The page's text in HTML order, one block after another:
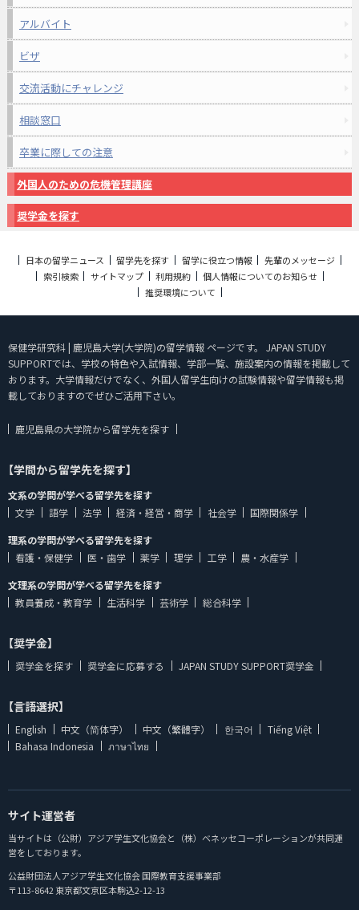
アルバイト
ビザ
交流活動にチャレンジ
相談窓口
卒業に際しての注意
外国人のための危機管理講座
奨学金を探す
日本の留学ニュース 留学先を探す 留学に役立つ情報
先輩のメッセージ
索引検索
サイトマップ 利用規約
個人情報についてのお知らせ
推奨環境について
保健学研究科 | 鹿児島大学(大学院)の留学情報 ページです。 JAPAN STUDY
SUPPORTでは、学校の特色や入試情報、学部一覧、施設案内の情報を掲載して
おります。大学情報だけでなく、外国人留学生向けの試験情報や留学情報も掲
載しておりますのでぜひご活用下さい。
鹿児島県の大学院から留学先を探す
【学問から留学先を探す】
文系の学問が学べる留学先を探す
文学
語学 法学 経済・経営・商学 社会学
国際関係学
理系の学問が学べる留学先を探す
看護・保健学
医・歯学 薬学 理学 工学
農・水産学
文理系の学問が学べる留学先を探す
教員養成・教育学
生活科学 芸術学 総合科学
【奨学金】
奨学金を探す 奨学金に応募する JAPAN STUDY SUPPORT奨学金
【言語選択】
English 中文（简体字） 中文（繁體字） 한국어
Tiếng Việt
Bahasa Indonesia
ภาษาไทย
サイト運営者
当サイトは（公財）アジア学生文化協会と（株）ベネッセコーポレーションが共同運
営をしております。
公益財団法人アジア学生文化協会 国際教育支援事業部
〒113-8642 東京都文京区本駒込2-12-13